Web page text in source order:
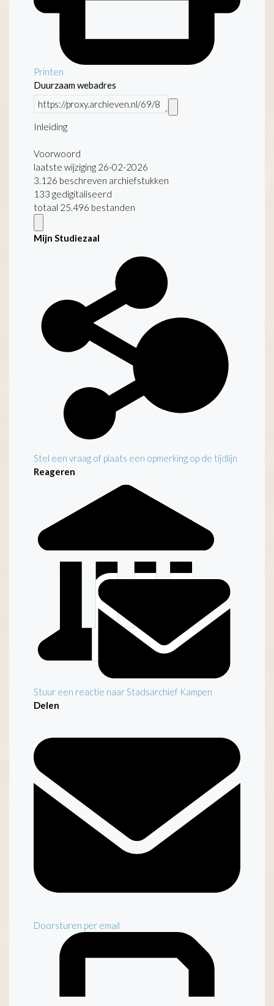
Printen
Duurzaam webadres
Inleiding
Voorwoord
laatste wijziging 26-02-2026
3.126 beschreven archiefstukken
133 gedigitaliseerd
totaal 25.496 bestanden
Mijn Studiezaal
Stel een vraag of plaats een opmerking op de tijdlijn
Reageren
Stuur een reactie naar Stadsarchief Kampen
Delen
Doorsturen per email